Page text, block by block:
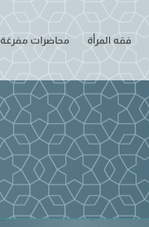
فقه المرأة محاضرات مفرغة